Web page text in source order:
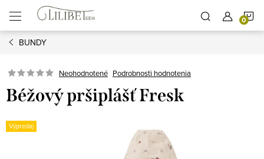
obsah
BUNDY
Neohodnotené Podrobnosti hodnotenia
Béžový pršiplášť Fresk
Výpredaj